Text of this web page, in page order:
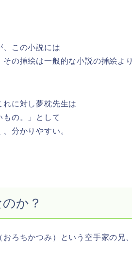
、この小説には
の挿絵は一般的な小説の挿絵より
に対し夢枕先生は
もの。」として
分かりやすい。
か？
ろちかつみ）という空手家の兄、